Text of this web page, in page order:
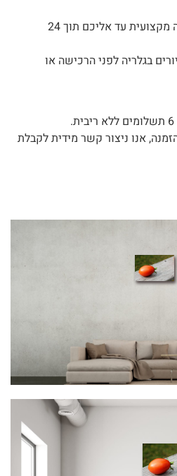
ניתן להזמין משלוח + תלייה מקצועית עד אליכם תוך 24
בגלריה לפני הרכישה או
אנו ניצור קשר מידית לקבלת